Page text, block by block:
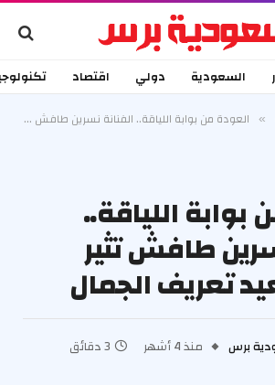
السعودية دولي اقتصاد
» العودة من بوابة اللياقة.. الفنانة نسرين طافش تثير الجدل وتُعيد تعريف الجمال
اللياقة..
طافش تثير
تعريف الجمال
برس منذ 4 أشهر 3 دقائق